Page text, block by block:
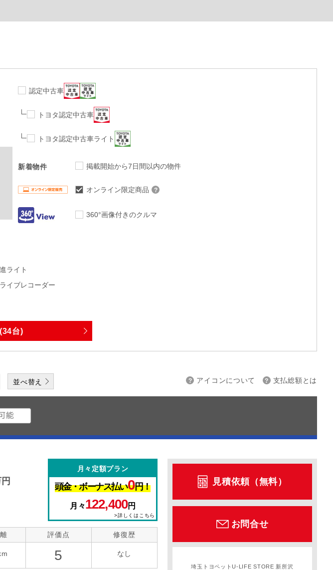
認定中古車
トヨタ認定中古車
トヨタ認定中古車ライト
新着物件 掲載開始から7日間以内の物件
オンライン限定商品
360°画像付きのクルマ
ライト
ライブレコーダー
車検 指定なし
スライドドア 寒冷地仕様
アイコンについて 支払総額とは
月々定額プラン
頭金・ボーナス払い0円！
月々122,400円
>詳しくはこちら
評価点
5
修復歴
なし
見積依頼（無料）
お問合せ
埼玉トヨペットU-LIFE STORE 新所沢